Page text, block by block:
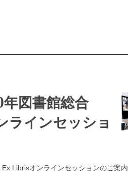
年図書館総合
インセッショ
Librisオンラインセッションのご案内